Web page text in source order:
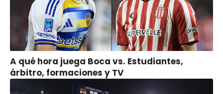
A qué hora juega Boca vs. Estudiantes,
árbitro, formaciones y TV